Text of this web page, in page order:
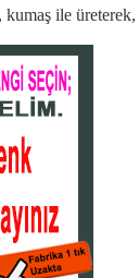
kumaş ile üreterek,